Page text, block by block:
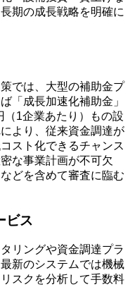
期の成長戦略を明確に
では、大型の補助金プ
「成長加速化補助金」
1企業あたり）もの設
より、従来資金調達が
スト化できるチャンス
な事業計画が不可欠
どを含めて審査に臨む
ビス
リングや資金調達プラ
新のシステムでは機械
スクを分析して手数料